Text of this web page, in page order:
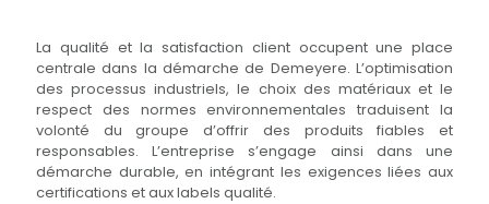
La qualité et la satisfaction client occupent une place
centrale dans la démarche de Demeyere. L’optimisation
des processus industriels, le choix des matériaux et le
respect des normes environnementales traduisent la
volonté du groupe d’offrir des produits fiables et
responsables. L’entreprise s’engage ainsi dans une
démarche durable, en intégrant les exigences liées aux
certifications et aux labels qualité.